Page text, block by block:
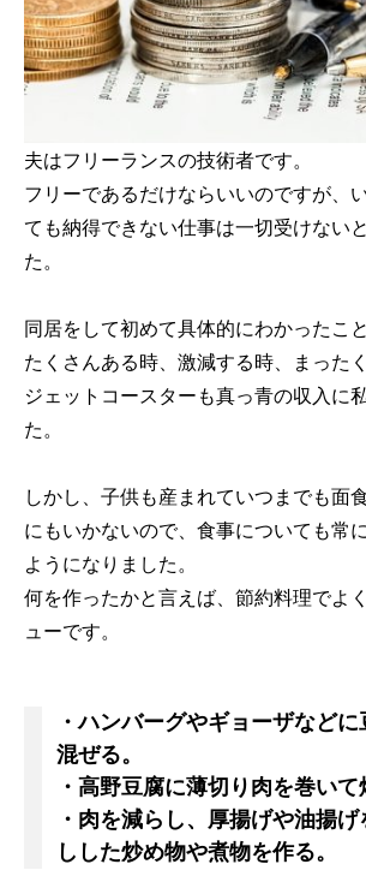
夫はフリーランスの技術者です。
フリーであるだけならいいのですが、
ても納得できない仕事は一切受けない
た。
同居をして初めて具体的にわかったこ
たくさんある時、激減する時、まったく
ジェットコースターも真っ青の収入に
た。
しかし、子供も産まれていつまでも面
にもいかないので、食事についても常
ようになりました。
何を作ったかと言えば、節約料理でよ
ューです。
・ハンバーグやギョーザなど
混ぜる。
・高野豆腐に薄切り肉を巻いて
・肉を減らし、厚揚げや油揚
しした炒め物や煮物を作る。